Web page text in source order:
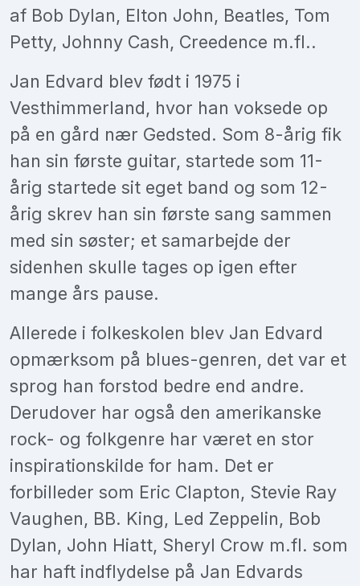
af Bob Dylan, Elton John, Beatles, Tom
Petty, Johnny Cash, Creedence m.fl..
Jan Edvard blev født i 1975 i
Vesthimmerland, hvor han voksede op
på en gård nær Gedsted. Som 8-årig fik
han sin første guitar, startede som 11-
årig startede sit eget band og som 12-
årig skrev han sin første sang sammen
med sin søster; et samarbejde der
sidenhen skulle tages op igen efter
mange års pause.
Allerede i folkeskolen blev Jan Edvard
opmærksom på blues-genren, det var et
sprog han forstod bedre end andre.
Derudover har også den amerikanske
rock- og folkgenre har været en stor
inspirationskilde for ham. Det er
forbilleder som Eric Clapton, Stevie Ray
Vaughen, BB. King, Led Zeppelin, Bob
Dylan, John Hiatt, Sheryl Crow m.fl. som
har haft indflydelse på Jan Edvards